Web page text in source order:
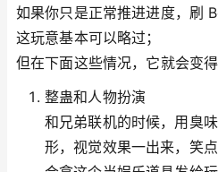
如果你只是正常推进进度，刷
这玩意基本可以略过；
但在下面这些情况，它就会变得
整蛊和人物扮演
和兄弟联机的时候，用臭
形，视觉效果一出来，笑